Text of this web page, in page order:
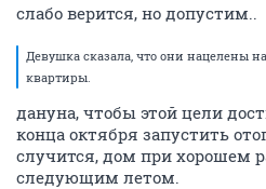
слабо верится, но допустим..
Девушка сказала, что они нацелены
квартиры.
дануна, чтобы этой цели
конца октября запустить
случится, дом при хорошем
следующим летом.